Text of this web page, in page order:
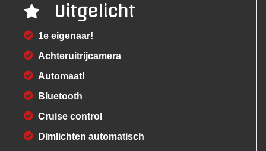
Uitgelicht
1e eigenaar!
Achteruitrijcamera
Automaat!
Bluetooth
Cruise control
Dimlichten automatisch